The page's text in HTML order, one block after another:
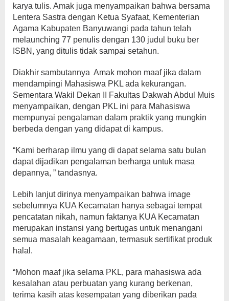
karya tulis. Amak juga menyampaikan bahwa bersama
Lentera Sastra dengan Ketua Syafaat, Kementerian
Agama Kabupaten Banyuwangi pada tahun telah
melaunching 77 penulis dengan 130 judul buku ber
ISBN, yang ditulis tidak sampai setahun.
Diakhir sambutannya Amak mohon maaf jika dalam
mendampingi Mahasiswa PKL ada kekurangan.
Sementara Wakil Dekan II Fakultas Dakwah Abdul Muis
menyampaikan, dengan PKL ini para Mahasiswa
mempunyai pengalaman dalam praktik yang mungkin
berbeda dengan yang didapat di kampus.
“Kami berharap ilmu yang di dapat selama satu bulan
dapat dijadikan pengalaman berharga untuk masa
depannya, ” tandasnya.
Lebih lanjut dirinya menyampaikan bahwa image
sebelumnya KUA Kecamatan hanya sebagai tempat
pencatatan nikah, namun faktanya KUA Kecamatan
merupakan instansi yang bertugas untuk menangani
semua masalah keagamaan, termasuk sertifikat produk
halal.
“Mohon maaf jika selama PKL, para mahasiswa ada
kesalahan atau perbuatan yang kurang berkenan,
terima kasih atas kesempatan yang diberikan pada